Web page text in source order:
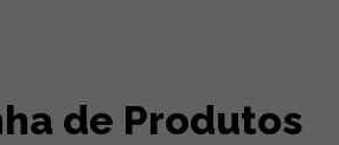
de Produtos